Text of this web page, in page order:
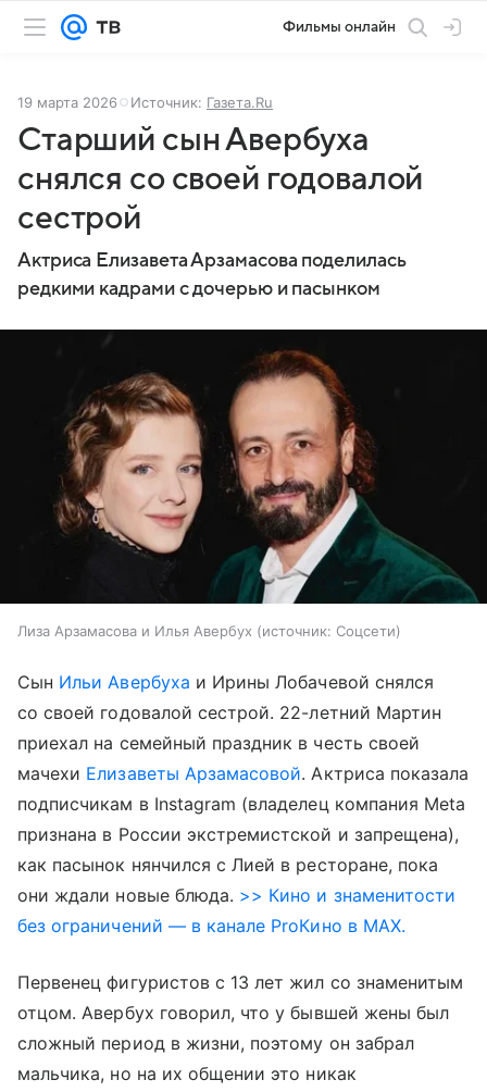
Фильмы онлайн
19 марта 2026 Источник: Газета.Ru
Старший сын Авербуха
снялся со своей годовалой
сестрой
Актриса Елизавета Арзамасова поделилась
редкими кадрами с дочерью и пасынком
Лиза Арзамасова и Илья Авербух источник: Соцсети
Сын Ильи Авербуха и Ирины Лобачевой снялся
со своей годовалой сестрой. 22-летний Мартин
приехал на семейный праздник в честь своей
мачехи Елизаветы Арзамасовой. Актриса показала
подписчикам в Instagram (владелец компания Meta
признана в России экстремистской и запрещена),
как пасынок нянчился с Лией в ресторане, пока
они ждали новые блюда. >> Кино и знаменитости
без ограничений — в канале ProКино в MAX.
Первенец фигуристов с 13 лет жил со знаменитым
отцом. Авербух говорил, что у бывшей жены был
сложный период в жизни, поэтому он забрал
мальчика, но на их общении это никак